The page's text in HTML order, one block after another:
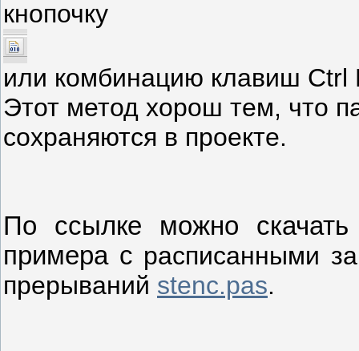
кнопочку
или комбинацию клавиш
Этот метод хорош тем, что
сохраняются в проекте.
По ссылке можно
примера с расписанными
прерываний stenc.pas.